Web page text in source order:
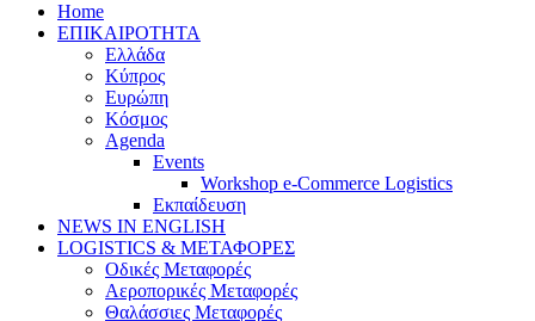
Home
ΕΠΙΚΑΙΡΟΤΗΤΑ
Ελλάδα
Κύπρος
Ευρώπη
Κόσμος
Agenda
Events
Workshop e-Commerce Logistics
Εκπαίδευση
NEWS IN ENGLISH
LOGISTICS & ΜΕΤΑΦΟΡΕΣ
Οδικές Μεταφορές
Αεροπορικές Μεταφορές
Θαλάσσιες Μεταφορές